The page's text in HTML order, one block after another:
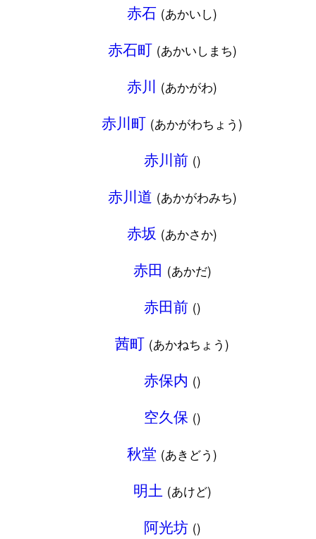
赤石 (あかいし)
赤石町 (あかいしまち)
赤川 (あかがわ)
赤川町 (あかがわちょう)
赤川前 ()
赤川道 (あかがわみち)
赤坂 (あかさか)
赤田 (あかだ)
赤田前 ()
茜町 (あかねちょう)
赤保内 ()
空久保 ()
秋堂 (あきどう)
明土 (あけど)
阿光坊 ()